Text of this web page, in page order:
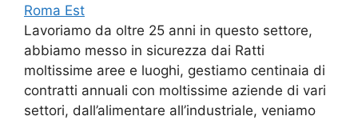
Roma Est
Lavoriamo da oltre 25 anni in questo settore,
abbiamo messo in sicurezza dai Ratti
moltissime aree e luoghi, gestiamo centinaia di
contratti annuali con moltissime aziende di vari
settori, dall’alimentare all’industriale, veniamo